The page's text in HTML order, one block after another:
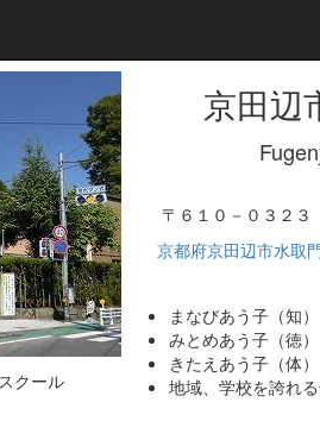
クール
京田辺
〒６１０－０３２３
京都府京田辺市水取
まなびあう子（知）
みとめあう子（徳）
きたえあう子（体）
地域、学校を誇れる